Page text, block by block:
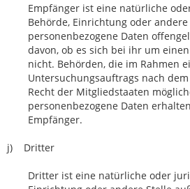
Empfänger ist eine natürliche
Behörde, Einrichtung oder
personenbezogene Daten
davon, ob es sich bei ihr um
nicht. Behörden, die im Rahmen
Untersuchungsauftrags nach
Recht der Mitgliedstaaten
personenbezogene Daten
Empfänger.
j) Dritter
Dritter ist eine natürliche oder